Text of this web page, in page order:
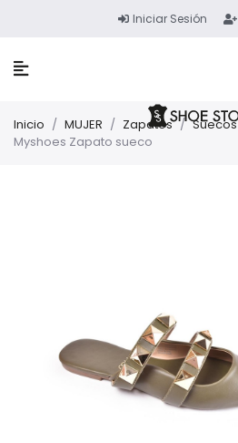
Iniciar Sesión
Inicio / MUJER / Zapatos / Suecos
Myshoes Zapato sueco